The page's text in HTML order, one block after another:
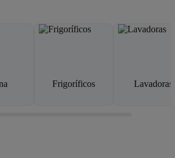
Frigoríficos Lavadoras